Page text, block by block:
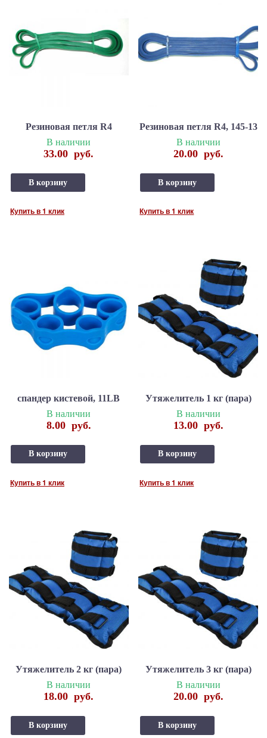
Резиновая петля R4
В наличии
33.00 руб.
В корзину
Купить в 1 клик
Резиновая петля R4, 145-13
В наличии
20.00 руб.
В корзину
Купить в 1 клик
спандер кистевой, 11LB
В наличии
8.00 руб.
В корзину
Купить в 1 клик
Утяжелитель 1 кг (пара)
В наличии
13.00 руб.
В корзину
Купить в 1 клик
Утяжелитель 2 кг (пара)
В наличии
18.00 руб.
В корзину
Утяжелитель 3 кг (пара)
В наличии
20.00 руб.
В корзину